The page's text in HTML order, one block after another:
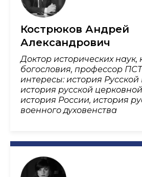
Кострюков Андрей
Александрович
Доктор исторических наук,
богословия, профессор
интересы: история Русской
история русской
история России, история
военного духовенства